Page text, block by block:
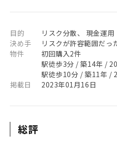
目的
リスク分散、 現金運用
決め手
リスクが許容範囲だっ
物件
初回購入2件
駅徒歩3分 / 築14年 /
駅徒歩10分 / 築11年 /
掲載日
2023年01月16日
総評